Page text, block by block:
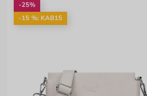
-25%
-15 %: KAB15